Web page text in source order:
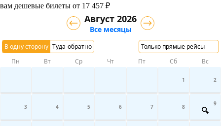
вам дешевые билеты от 17 457 ₽
В одну сторону Туда-обратно Только прямые рейсы
Август 2026
Все месяцы
Пн Вт Ср Чт Пт Сб Вс
1 2
3 4 5 6 7 8 9